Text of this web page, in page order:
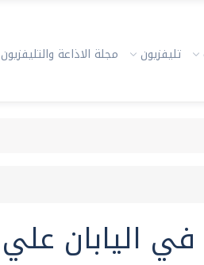
تليفزيون مجلة الاذاعة والتليفزيون
في اليابان علي